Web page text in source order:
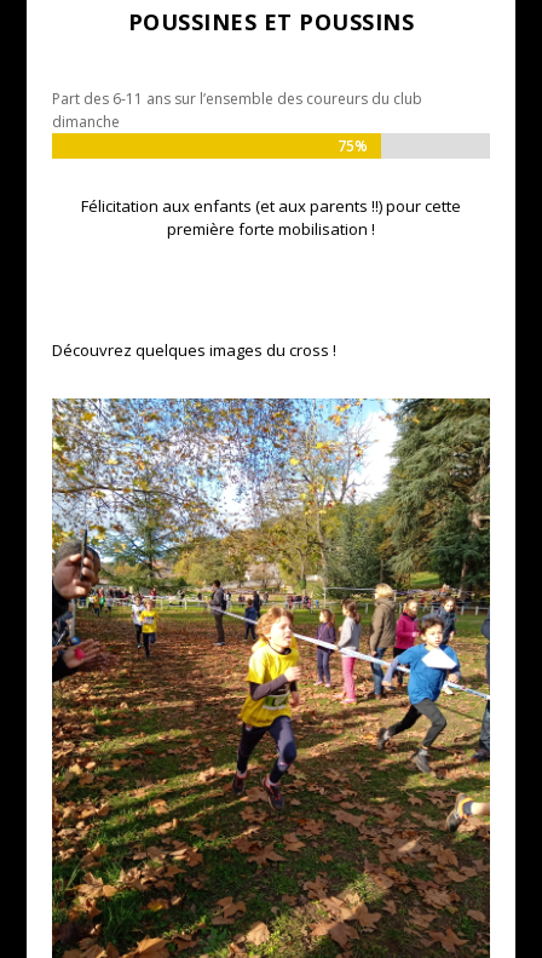
POUSSINES ET POUSSINS
Part des 6-11 ans sur l’ensemble des coureurs du club
dimanche
75%
75%
Félicitation aux enfants (et aux parents !!) pour cette
première forte mobilisation !
Découvrez quelques images du cross !